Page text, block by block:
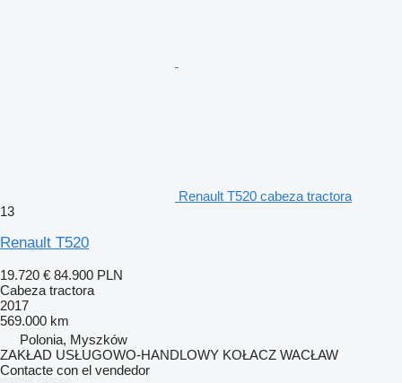
Renault T520 cabeza tractora
13
Renault T520
19.720 € 84.900 PLN
Cabeza tractora
2017
569.000 km
Polonia, Myszków
ZAKŁAD USŁUGOWO-HANDLOWY KOŁACZ WACŁAW
Contacte con el vendedor